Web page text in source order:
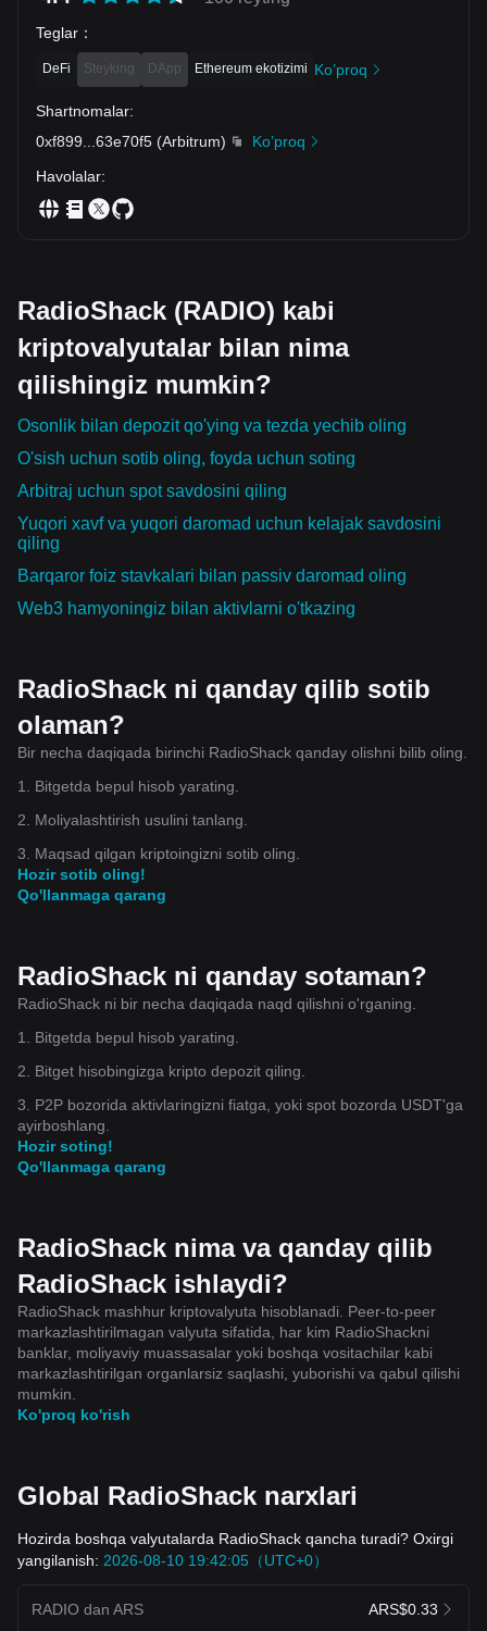
Teglar ：
DeFi Steyking DApp Ethereum ekotizimi Ko’proq
Shartnomalar:
0xf899
63e70f5 (Arbitrum)
Ko’proq
Havolalar:
RadioShack (RADIO) kabi
kriptovalyutalar bilan nima
qilishingiz mumkin?
Osonlik bilan depozit qo'ying va tezda yechib oling
O'sish uchun sotib oling, foyda uchun soting
Arbitraj uchun spot savdosini qiling
Yuqori xavf va yuqori daromad uchun kelajak savdosini
qiling
Barqaror foiz stavkalari bilan passiv daromad oling
Web3 hamyoningiz bilan aktivlarni o'tkazing
RadioShack ni qanday qilib sotib
olaman?
Bir necha daqiqada birinchi RadioShack qanday olishni bilib oling.
1. Bitgetda bepul hisob yarating.
2. Moliyalashtirish usulini tanlang.
3. Maqsad qilgan kriptoingizni sotib oling.
Hozir sotib oling!
Qo'llanmaga qarang
RadioShack ni qanday sotaman?
RadioShack ni bir necha daqiqada naqd qilishni o'rganing.
1. Bitgetda bepul hisob yarating.
2. Bitget hisobingizga kripto depozit qiling.
3. P2P bozorida aktivlaringizni fiatga, yoki spot bozorda USDT'ga
ayirboshlang.
Hozir soting!
Qo'llanmaga qarang
RadioShack nima va qanday qilib
RadioShack ishlaydi?
RadioShack mashhur kriptovalyuta hisoblanadi. Peer-to-peer
markazlashtirilmagan valyuta sifatida, har kim RadioShackni
banklar, moliyaviy muassasalar yoki boshqa vositachilar kabi
markazlashtirilgan organlarsiz saqlashi, yuborishi va qabul qilishi
mumkin.
Ko'proq ko'rish
Global RadioShack narxlari
Hozirda boshqa valyutalarda RadioShack qancha turadi? Oxirgi
yangilanish: 2026-08-10 19:42:05（UTC+0）
RADIO dan ARS ARS$0.33